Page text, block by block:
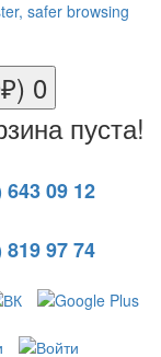
0
пуста!
643 09 12
819 97 74